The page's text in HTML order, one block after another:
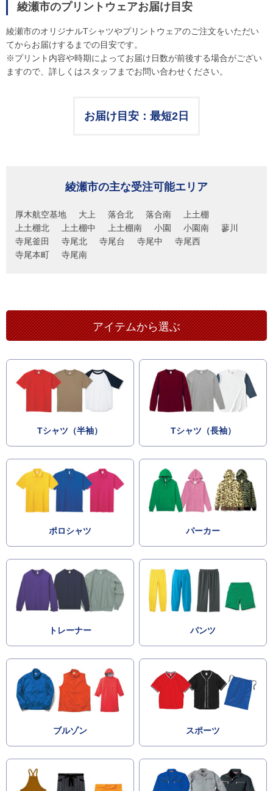
綾瀬市のプリントウェアお届け目安
綾瀬市のオリジナルTシャツやプリントウェアのご注文をいただい
てからお届けするまでの目安です。
※プリント内容や時期によってお届け日数が前後する場合がござい
ますので、詳しくはスタッフまでお問い合わせください。
お届け目安：最短2日
綾瀬市の主な受注可能エリア
厚木航空基地 大上 落合北 落合南
上土棚
上土棚北
上土棚中 上土棚南 小園 小園南
蓼川
寺尾釜田
寺尾北 寺尾台 寺尾中
寺尾西
寺尾本町
寺尾南
アイテムから選ぶ
Tシャツ（半袖） Tシャツ（長袖）
ポロシャツ パーカー
トレーナー パンツ
ブルゾン スポーツ